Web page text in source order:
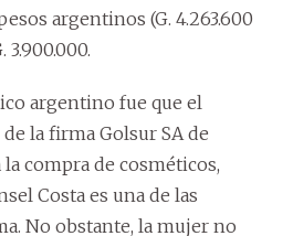
argentinos (G. 4.263.600
3.900.000.
argentino fue que el
la firma Golsur SA de
compra de cosméticos,
Costa es una de las
No obstante, la mujer no